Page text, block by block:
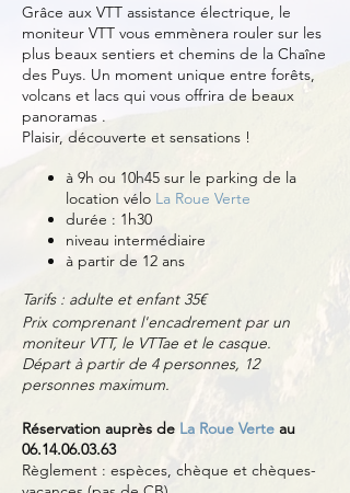
Grâce aux VTT assistance électrique, le
moniteur VTT vous emmènera rouler sur les
plus beaux sentiers et chemins de la Chaîne
des Puys. Un moment unique entre forêts,
volcans et lacs qui vous offrira de beaux
panoramas .
Plaisir, découverte et sensations !
à 9h ou 10h45 sur le parking de la
location vélo La Roue Verte
durée : 1h30
niveau intermédiaire
à partir de 12 ans
Tarifs : adulte et enfant 35€
Prix comprenant l'encadrement par un
moniteur VTT, le VTTae et le casque.
Départ à partir de 4 personnes, 12
personnes maximum.
Réservation auprès de La Roue Verte au
06.14.06.03.63
Règlement : espèces, chèque et chèques-